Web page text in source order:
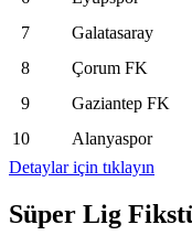
7
Galatasaray
8
Çorum FK
9
Gaziantep FK
10
Alanyaspor
Detaylar için tıklayın
Süper Lig